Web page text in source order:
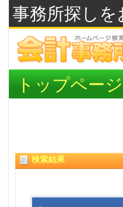
事務所探し
トップページ
検索結果